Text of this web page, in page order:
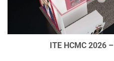
ITE HCMC 2026